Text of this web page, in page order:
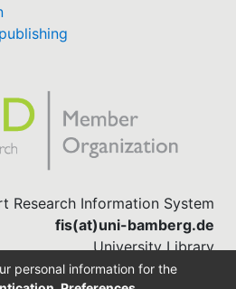
Research Information System
fis(at)uni-bamberg.de
University Library
(0951) 863-1568
personal information for the